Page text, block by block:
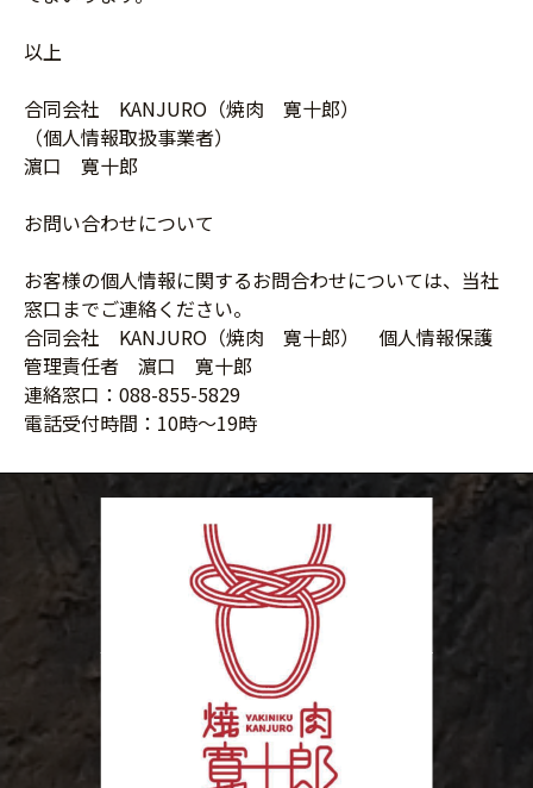
以上
合同会社 KANJURO（焼肉 寛十郎）
（個人情報取扱事業者）
濵口 寛十郎
お問い合わせについて
お客様の個人情報に関するお問合わせについては、当社
窓口までご連絡ください。
合同会社 KANJURO（焼肉 寛十郎） 個人情報保護
管理責任者 濵口 寛十郎
連絡窓口：088-855-5829
電話受付時間：10時～19時